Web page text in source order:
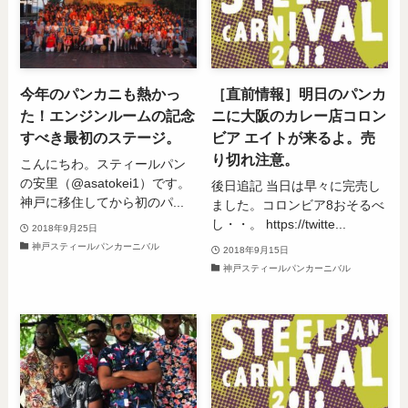
今年のパンカニも熱かっ
た！エンジンルームの記念
すべき最初のステージ。
こんにちわ。スティールパン
の安里（@asatokei1）です。
神戸に移住してから初のパ...
2018年9月25日
神戸スティールパンカーニバル
［直前情報］明日のパンカ
ニに大阪のカレー店コロン
ビア エイトが来るよ。売
り切れ注意。
後日追記 当日は早々に完売し
ました。コロンビア8おそるべ
し・・。 https://twitte...
2018年9月15日
神戸スティールパンカーニバル